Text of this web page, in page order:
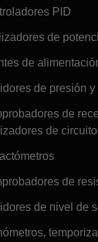
PID
de
de
de presión
de
de
de
de nivel de